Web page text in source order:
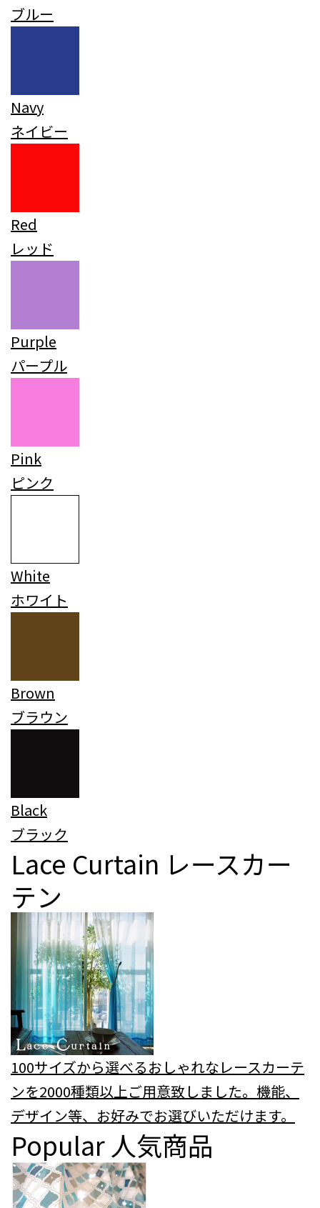
ブルー
Navy
ネイビー
Red
レッド
Purple
パープル
Pink
ピンク
White
ホワイト
Brown
ブラウン
Black
ブラック
Lace Curtain レースカー
テン
100サイズから選べるおしゃれなレースカーテ
ンを2000種類以上ご用意致しました。機能、
デザイン等、お好みでお選びいただけます。
Popular 人気商品